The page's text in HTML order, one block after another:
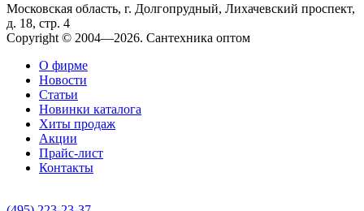
Московская область, г. Долгопрудный, Лихачевский проспект,
д. 18, стр. 4
Copyright © 2004—2026. Сантехника оптом
О фирме
Новости
Статьи
Новинки каталога
Хиты продаж
Акции
Прайс-лист
Контакты